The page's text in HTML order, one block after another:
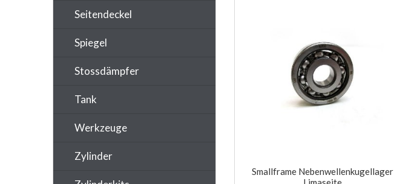
Smallframe Nebenwellenkugellager
Seitendeckel
Spiegel
Stossdämpfer
Tank
Werkzeuge
Zylinder